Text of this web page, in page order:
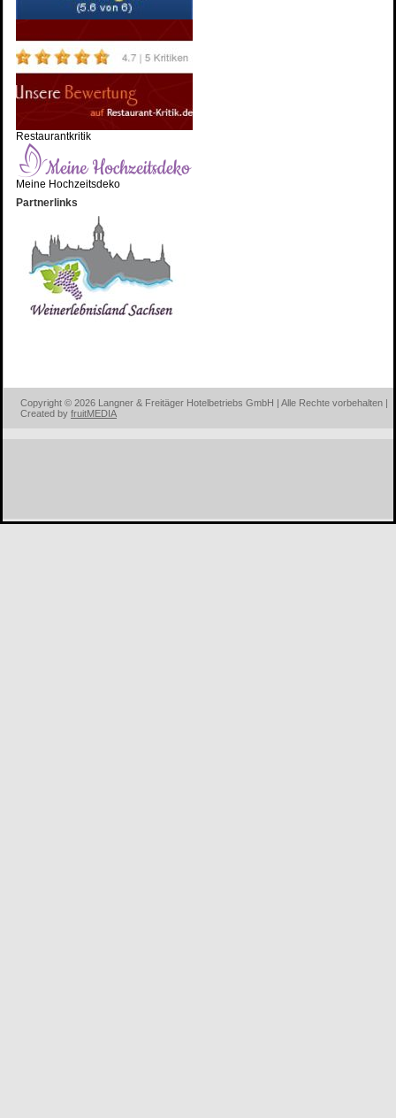
Restaurantkritik
Meine Hochzeitsdeko
Partnerlinks
Copyright © 2026 Langner & Freitäger Hotelbetriebs GmbH | Alle Rechte vorbehalten |
Created by fruitMEDIA